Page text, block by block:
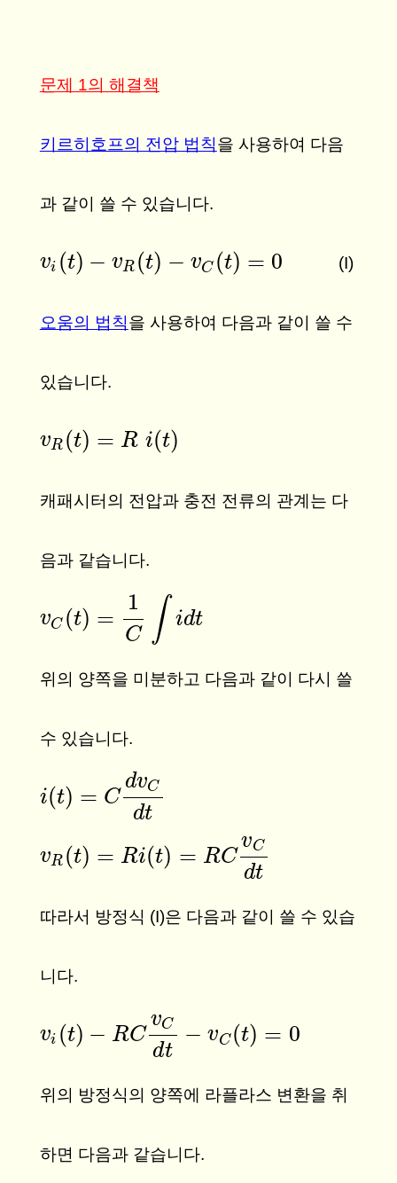
문제 1의 해결책
키르히호프의 전압 법칙을 사용하여 다음
과 같이 쓸 수 있습니다.
vi (t) − vR (t) − vC (t) = 0
vi( t)−vR t)−vC( )= 0 (I)
오움의 법칙을 사용하여 다음과 같이 쓸 수
있습니다.
vR (t) = R i(t)
vR(t)= Ri( )
캐패시터의 전압과 충전 전류의 관계는 다
음과 같습니다.
vC (t) =
1
C ∫ idt
vC(t)= 1C idt
위의 양쪽을 미분하고 다음과 같이 다시 쓸
수 있습니다.
i(t) = C
dvC
dt
i(t)= CdvCdt
vR (t) = Ri(t) = RC
vC
dt
vR(t)= Ri( )=RCv Cd
따라서 방정식 (I)은 다음과 같이 쓸 수 있습
니다.
vi (t) − RC
vC
dt
− vC (t) = 0
vi( t)−RC vCdt−vC (t)=0
위의 방정식의 양쪽에 라플라스 변환을 취
하면 다음과 같습니다.